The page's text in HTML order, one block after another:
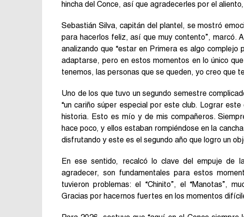
hincha del Conce, así que agradecerles por el
Sebastián Silva, capitán del plantel, se mostró
para hacerlos feliz, así que muy contento”, marcó.
analizando que “estar en Primera es algo
adaptarse, pero en estos momentos en lo único
tenemos, las personas que se queden, yo creo que
Uno de los que tuvo un segundo semestre
“un cariño súper especial por este club. Lograr
historia. Esto es mío y de mis compañeros.
hace poco, y ellos estaban rompiéndose en la
disfrutando y este es el segundo año que logro un
En ese sentido, recalcó lo clave del empuje de
agradecer, son fundamentales para estos
tuvieron problemas: el “Chinito”, el “Manotas”,
Gracias por hacernos fuertes en los momentos